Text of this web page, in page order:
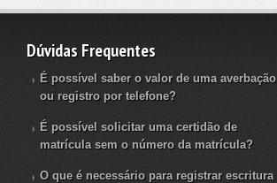
Dúvidas Frequentes
É possível saber o valor de uma averbação
ou registro por telefone?
É possível solicitar uma certidão de
matrícula sem o número da matrícula?
O que é necessário para registrar escritura